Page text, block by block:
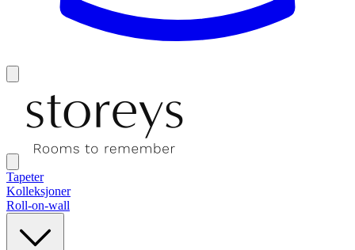
Tapeter
Kolleksjoner
Roll-on-wall